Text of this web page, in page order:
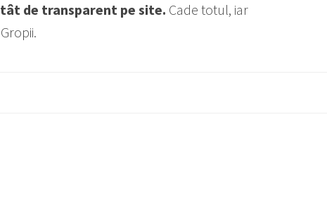
de transparent pe site. Cade totul, iar